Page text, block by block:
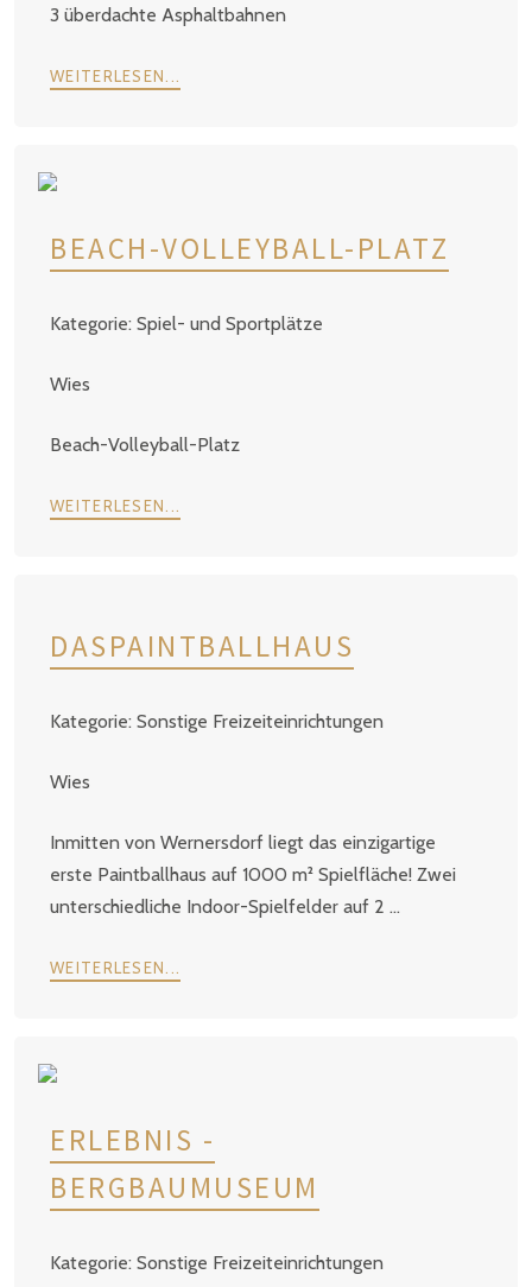
3 überdachte Asphaltbahnen
WEITERLESEN...
BEACH-VOLLEYBALL-PLATZ
Spiel- und Sportplätze
Wies
Beach-Volleyball-Platz
WEITERLESEN...
DASPAINTBALLHAUS
Sonstige Freizeiteinrichtungen
Wies
Inmitten von Wernersdorf liegt das einzigartige
erste Paintballhaus auf 1000 m² Spielfläche! Zwei
unterschiedliche Indoor-Spielfelder auf 2 ...
WEITERLESEN...
ERLEBNIS -
BERGBAUMUSEUM
Sonstige Freizeiteinrichtungen